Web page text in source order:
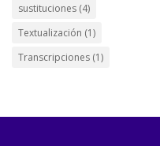
sustituciones (4)
Textualización (1)
Transcripciones (1)